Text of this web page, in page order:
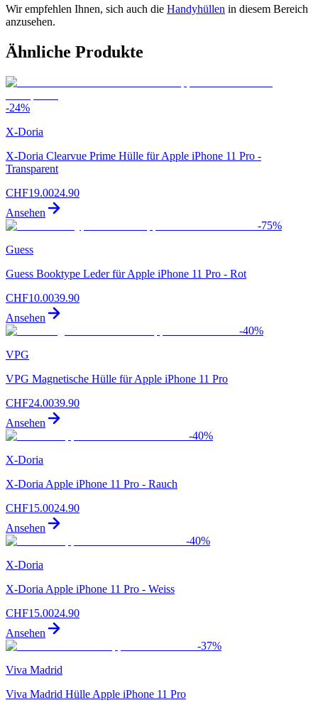
Wir empfehlen Ihnen, sich auch die Handyhüllen in diesem Bereich
anzusehen.
Ähnliche Produkte
-24%
X-Doria
X-Doria Clearvue Prime Hülle für Apple iPhone 11 Pro -
Transparent
CHF19.0024.90
Ansehen
-75%
Guess
Guess Booktype Leder für Apple iPhone 11 Pro - Rot
CHF10.0039.90
Ansehen
-40%
VPG
VPG Magnetische Hülle für Apple iPhone 11 Pro
CHF24.0039.90
Ansehen
-40%
X-Doria
X-Doria Apple iPhone 11 Pro - Rauch
CHF15.0024.90
Ansehen
-40%
X-Doria
X-Doria Apple iPhone 11 Pro - Weiss
CHF15.0024.90
Ansehen
-37%
Viva Madrid
Viva Madrid Hülle Apple iPhone 11 Pro